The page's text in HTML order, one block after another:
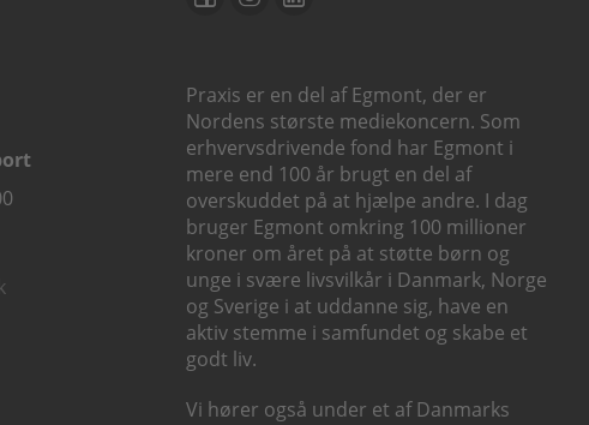
Praxis er en del af Egmont, der er
Nordens største mediekoncern. Som
erhvervsdrivende fond har Egmont i
mere end 100 år brugt en del af
overskuddet på at hjælpe andre. I dag
bruger Egmont omkring 100 millioner
kroner om året på at støtte børn og
unge i svære livsvilkår i Danmark, Norge
og Sverige i at uddanne sig, have en
aktiv stemme i samfundet og skabe et
godt liv.
Vi hører også under et af Danmarks